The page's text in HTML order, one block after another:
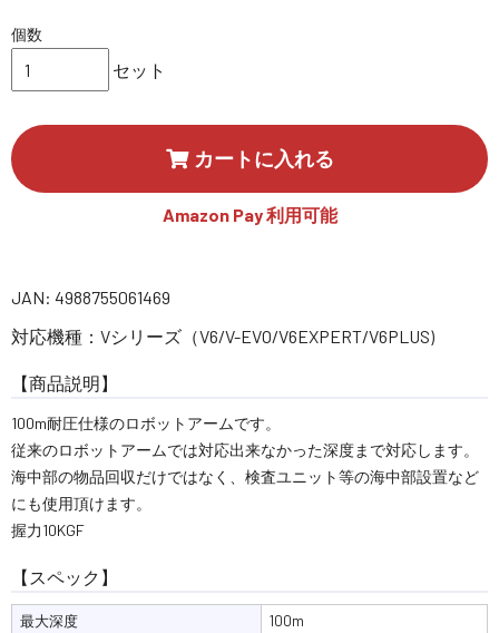
コーポレートサイト
個数
セット
カートに入れる
Amazon Pay 利用可能
JAN: 4988755061469
対応機種：Vシリーズ（V6/V-EVO/V6EXPERT/V6PLUS)
【商品説明】
100m耐圧仕様のロボットアームです。
従来のロボットアームでは対応出来なかった深度まで対応します。
海中部の物品回収だけではなく、検査ユニット等の海中部設置など
にも使用頂けます。
握力10KGF
【スペック】
最大深度
100m